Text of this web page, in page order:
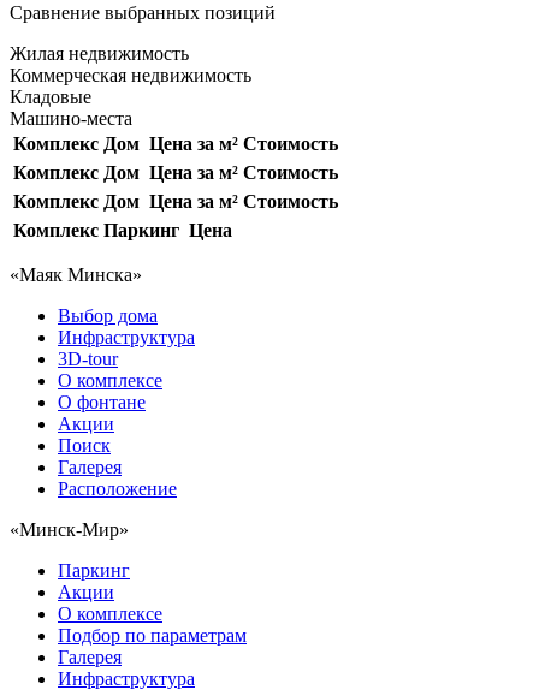
Сравнение выбранных позиций
Жилая недвижимость
Коммерческая недвижимость
Кладовые
Машино-места
Комплекс Дом Цена за м² Стоимость
Комплекс Дом Цена за м² Стоимость
Комплекс Дом Цена за м² Стоимость
Комплекс Паркинг Цена
«Маяк Минска»
Выбор дома
Инфраструктура
3D-tour
О комплексе
О фонтане
Акции
Поиск
Галерея
Расположение
«Минск-Мир»
Паркинг
Акции
О комплексе
Подбор по параметрам
Галерея
Инфраструктура